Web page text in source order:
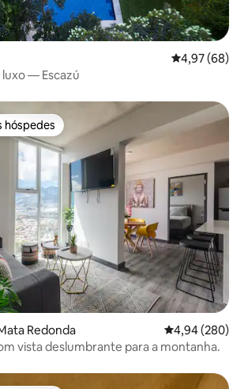
4,97 de uma
4,97 (68)
— Escazú
preferidos dos hóspedes
hóspedes
Redonda 4,94 de uma
4,94 (280)
vista deslumbrante para a montanha.